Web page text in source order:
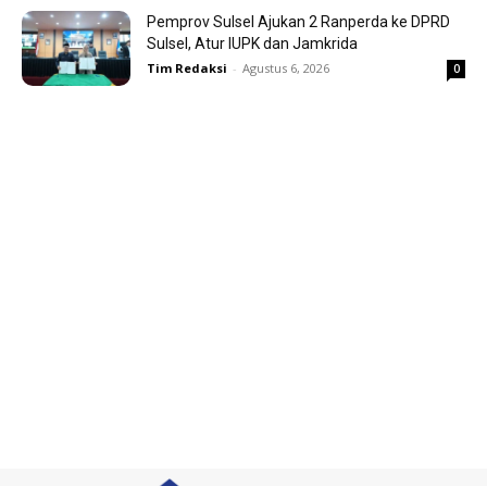
Pemprov Sulsel Ajukan 2 Ranperda ke DPRD
Sulsel, Atur IUPK dan Jamkrida
Tim Redaksi - Agustus 6, 2026 0